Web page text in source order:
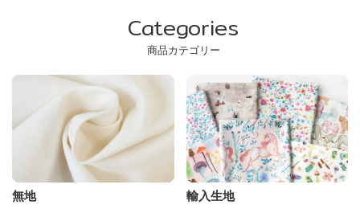
Categories
商品カテゴリー
無地 輸入生地